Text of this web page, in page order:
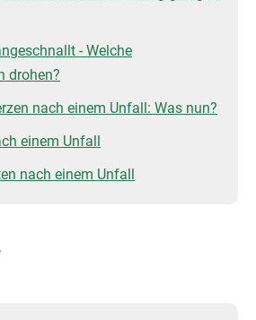
- Welche
drohen?
nach einem Unfall: Was nun?
einem Unfall
nach einem Unfall